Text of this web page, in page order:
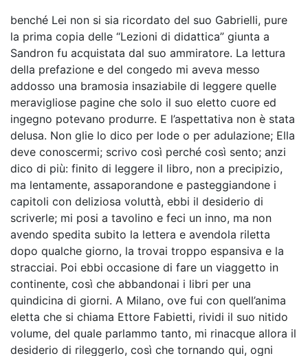
benché Lei non si sia ricordato del suo Gabrielli, pure
la prima copia delle “Lezioni di didattica” giunta a
Sandron fu acquistata dal suo ammiratore. La lettura
della prefazione e del congedo mi aveva messo
addosso una bramosia insaziabile di leggere quelle
meravigliose pagine che solo il suo eletto cuore ed
ingegno potevano produrre. E l’aspettativa non è stata
delusa. Non glie lo dico per lode o per adulazione; Ella
deve conoscermi; scrivo così perché così sento; anzi
dico di più: finito di leggere il libro, non a precipizio,
ma lentamente, assaporandone e pasteggiandone i
capitoli con deliziosa voluttà, ebbi il desiderio di
scriverle; mi posi a tavolino e feci un inno, ma non
avendo spedita subito la lettera e avendola riletta
dopo qualche giorno, la trovai troppo espansiva e la
stracciai. Poi ebbi occasione di fare un viaggetto in
continente, così che abbandonai i libri per una
quindicina di giorni. A Milano, ove fui con quell’anima
eletta che si chiama Ettore Fabietti, rividi il suo nitido
volume, del quale parlammo tanto, mi rinacque allora il
desiderio di rileggerlo, così che tornando qui, ogni